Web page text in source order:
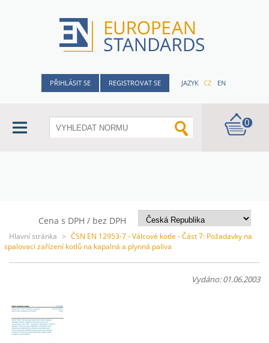
PŘIHLÁSIT SE REGISTROVAT SE JAZYK CZ EN
0
Cena s DPH / bez DPH
Hlavní stránka > ČSN EN 12953-7 - Válcové kotle - Část 7: Požadavky na
spalovací zařízení kotlů na kapalná a plynná paliva
Vydáno: 01.06.2003